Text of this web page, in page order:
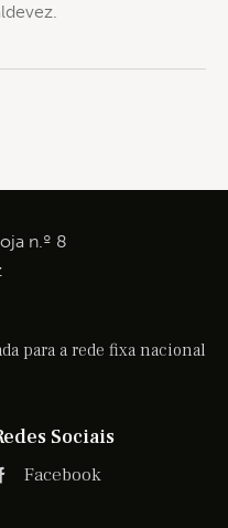
n.º 8
para a rede fixa nacional
Sociais
Facebook